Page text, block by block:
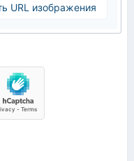
URL изображения